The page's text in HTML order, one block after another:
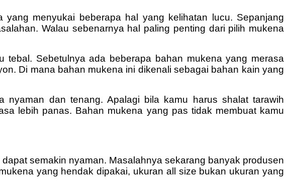
menyukai beberapa hal yang kelihatan lucu. Sepanjang
Walau sebenarnya hal paling penting dari pilih mukena
Sebetulnya ada beberapa bahan mukena yang merasa
Di mana bahan mukena ini dikenali sebagai bahan kain yang
dan tenang. Apalagi bila kamu harus shalat tarawih
lebih panas. Bahan mukena yang pas tidak membuat kamu
semakin nyaman. Masalahnya sekarang banyak produsen
yang hendak dipakai, ukuran all size bukan ukuran yang